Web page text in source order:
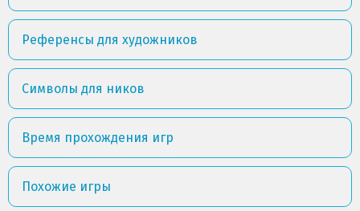
Референсы для художников
Символы для ников
Время прохождения игр
Похожие игры